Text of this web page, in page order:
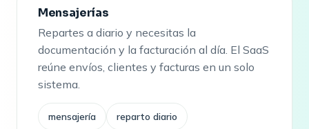
Mensajerías
Repartes a diario y necesitas la
documentación y la facturación al día. El SaaS
reúne envíos, clientes y facturas en un solo
sistema.
mensajería reparto diario